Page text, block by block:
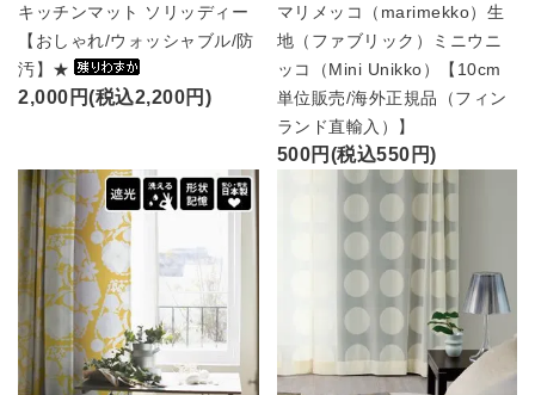
キッチンマット ソリッディー
【おしゃれ/ウォッシャブル/防
汚】★
2,000円(税込2,200円)
マリメッコ（marimekko）生
地（ファブリック）ミニウニ
ッコ（Mini Unikko）【10cm
単位販売/海外正規品（フィン
ランド直輸入）】
500円(税込550円)